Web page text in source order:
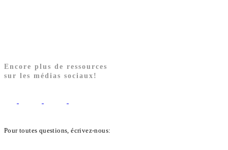
Encore plus de ressources
sur les médias sociaux!
Pour toutes questions, écrivez-nous: